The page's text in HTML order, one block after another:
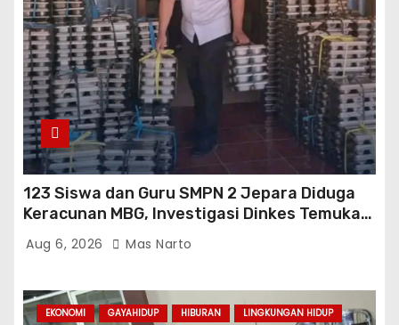
123 Siswa dan Guru SMPN 2 Jepara Diduga
Keracunan MBG, Investigasi Dinkes Temukan
Sejumlah Pelanggaran di Dapur SPPG
Aug 6, 2026 Mas Narto
EKONOMI GAYAHIDUP HIBURAN
LINGKUNGAN HIDUP